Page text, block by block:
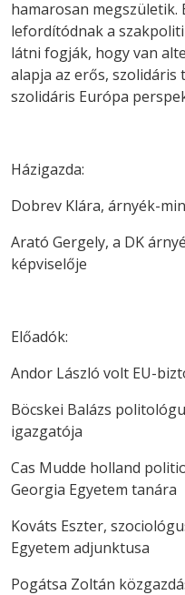
hamarosan megszületik.
lefordítódnak a
látni fogják, hogy van
alapja az erős, szolidáris
szolidáris Európa
Házigazda:
Dobrev Klára, árnyék-
Arató Gergely, a DK
képviselője
Előadók:
Andor László volt EU-
Böcskei Balázs
igazgatója
Cas Mudde holland
Georgia Egyetem tanára
Kováts Eszter,
Egyetem adjunktusa
Pogátsa Zoltán